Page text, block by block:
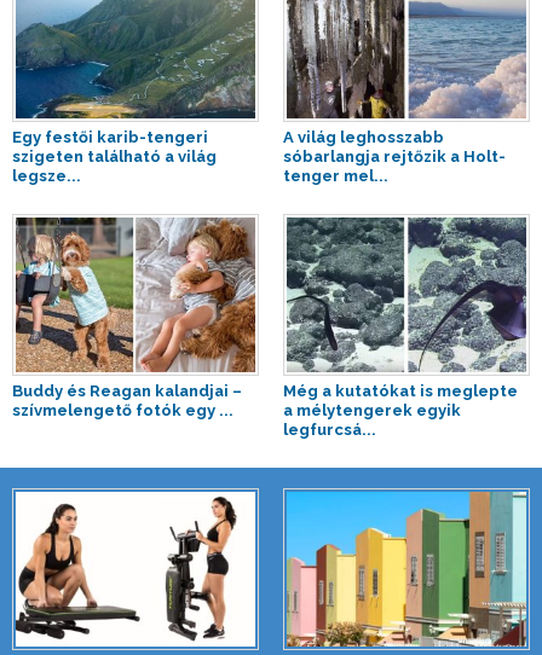
Egy festői karib-tengeri
szigeten található a világ
legsze...
A világ leghosszabb
sóbarlangja rejtőzik a Holt-
tenger mel...
Buddy és Reagan kalandjai –
szívmelengető fotók egy ...
Még a kutatókat is meglepte
a mélytengerek egyik
legfurcsá...